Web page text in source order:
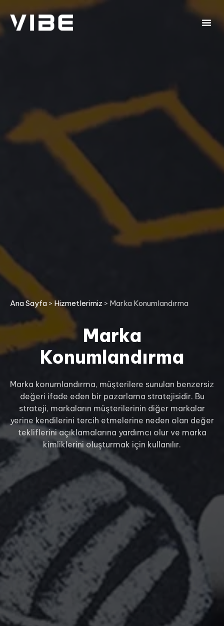
Ana Sayfa > Hizmetlerimiz > Marka Konumlandırma
Marka
Konumlandırma
Marka konumlandırma, müşterilere sunulan benzersiz
değeri ifade eden bir pazarlama stratejisidir. Bu
strateji, markaların müşterilerinin diğer markalar
yerine kendilerini tercih etmelerine neden olan değer
tekliflerini açıklamalarına yardımcı olur ve marka
kimliklerini oluşturmak için kullanılır.